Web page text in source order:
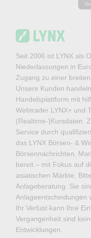
Seit 2006 ist LYNX als
Niederlassungen in
Zugang zu einer
Unsere Kunden
Handelsplattform mit
Webtrader LYNX+ und
(Realtime-)Kursdaten.
Service durch
das LYNX Börsen- &
Börsennachrichten,
bereit – mit Fokus auf
asiatischen Märkte.
Anlageberatung. Sie
Anlageentscheidungen
Ihr Verlust kann Ihre
Vergangenheit sind
Entwicklungen.